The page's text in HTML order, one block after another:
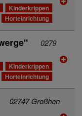
Kinderkrippen
Horteinrichtung
0279
Kinderkrippen
Horteinrichtung
02747 Großhen